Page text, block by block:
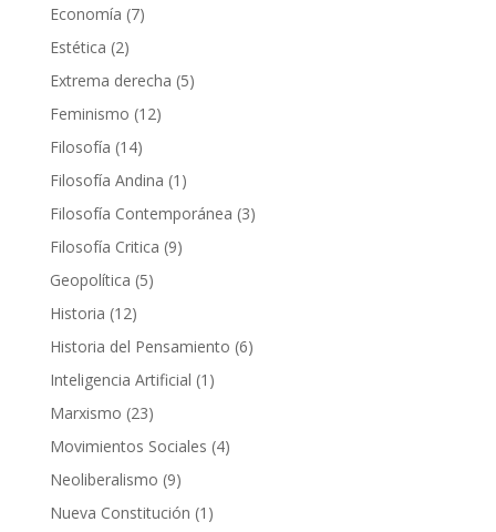
Economía 77
Estética 22
productos
Extrema derecha 55
Feminismo 1212
Filosofía 1414
productos
Filosofía Andina 1 1
producto
Filosofía Contemporánea 33
Filosofía Critica 99
Geopolítica 55
Historia 1212
productos
Historia del Pensamiento 66
Inteligencia Artificial 1 1
Marxismo 2323
productos
Movimientos Sociales 44
Neoliberalismo 99
productos
Nueva Constitución 1 1